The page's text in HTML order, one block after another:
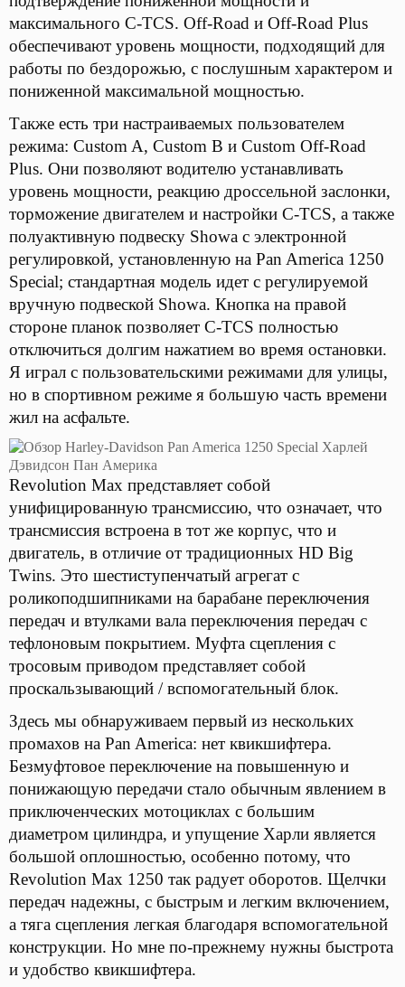
максимального C-TCS. Off-Road и Off-Road Plus
обеспечивают уровень мощности, подходящий для
работы по бездорожью, с послушным характером и
пониженной максимальной мощностью.
Также есть три настраиваемых пользователем
режима: Custom A, Custom B и Custom Off-Road
Plus. Они позволяют водителю устанавливать
уровень мощности, реакцию дроссельной заслонки,
торможение двигателем и настройки C-TCS, а также
полуактивную подвеску Showa с электронной
регулировкой, установленную на Pan America 1250
Special; стандартная модель идет с регулируемой
вручную подвеской Showa. Кнопка на правой
стороне планок позволяет C-TCS полностью
отключиться долгим нажатием во время остановки.
Я играл с пользовательскими режимами для улицы,
но в спортивном режиме я большую часть времени
жил на асфальте.
Revolution Max представляет собой
унифицированную трансмиссию, что означает, что
трансмиссия встроена в тот же корпус, что и
двигатель, в отличие от традиционных HD Big
Twins. Это шестиступенчатый агрегат с
роликоподшипниками на барабане переключения
передач и втулками вала переключения передач с
тефлоновым покрытием. Муфта сцепления с
тросовым приводом представляет собой
проскальзывающий / вспомогательный блок.
Здесь мы обнаруживаем первый из нескольких
промахов на Pan America: нет квикшифтера.
Безмуфтовое переключение на повышенную и
понижающую передачи стало обычным явлением в
приключенческих мотоциклах с большим
диаметром цилиндра, и упущение Харли является
большой оплошностью, особенно потому, что
Revolution Max 1250 так радует оборотов. Щелчки
передач надежны, с быстрым и легким включением,
а тяга сцепления легкая благодаря вспомогательной
конструкции. Но мне по-прежнему нужны быстрота
и удобство квикшифтера.